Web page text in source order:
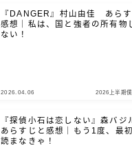
『DANGER』村山由佳 あらす
感想｜私は、国と強者の所有物
ない！
2026.04.06 2026上半期
『探偵小石は恋しない』森バ
あらすじと感想｜もう1度、最
読まなきゃ！